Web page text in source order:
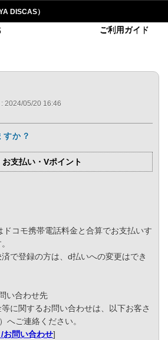
DISCAS）
ご利用ガイド
2024/05/20 16:46
か？
お支払い・Vポイント
ドコモ携帯電話料金と合算でお支払いす
で登録の方は、d払いへの変更はでき
い合わせ先
に関するお問い合わせは、以下お客さ
へご連絡ください。
お問い合わせ]